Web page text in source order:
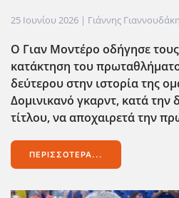
25 Ιουνίου 2026 | Γιάννης
Ο Γιαν Μοντέρο οδήγησε
κατάκτηση του
δεύτερου στην ιστορία της
Δομινικανό γκαρντ, κατά την
τίτλου, να αποχαιρετά την
ΠΕΡΙΣΣΌΤΕΡΑ...